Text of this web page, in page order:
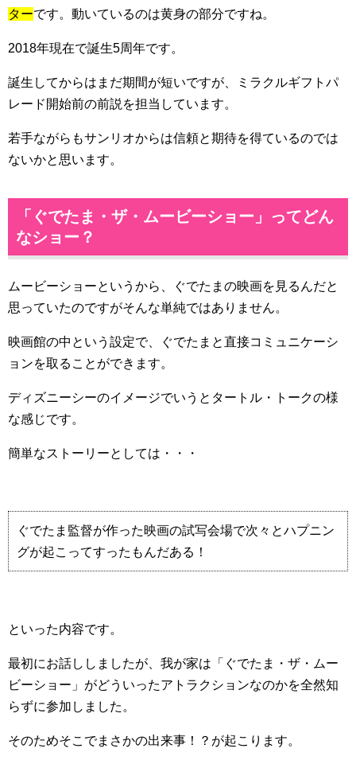
ターです。動いているのは黄身の部分ですね。
2018年現在で誕生5周年です。
誕生してからはまだ期間が短いですが、ミラクルギフトパ
レード開始前の前説を担当しています。
若手ながらもサンリオからは信頼と期待を得ているのでは
ないかと思います。
「ぐでたま・ザ・ムービーショー」ってどん
なショー？
ムービーショーというから、ぐでたまの映画を見るんだと
思っていたのですがそんな単純ではありません。
映画館の中という設定で、ぐでたまと直接コミュニケーシ
ョンを取ることができます。
ディズニーシーのイメージでいうとタートル・トークの様
な感じです。
簡単なストーリーとしては・・・
ぐでたま監督が作った映画の試写会場で次々とハプニン
グが起こってすったもんだある！
といった内容です。
最初にお話ししましたが、我が家は「ぐでたま・ザ・ムー
ビーショー」がどういったアトラクションなのかを全然知
らずに参加しました。
そのためそこでまさかの出来事！？が起こります。